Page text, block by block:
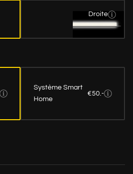
Droite
Système Smart
Home
€50.-